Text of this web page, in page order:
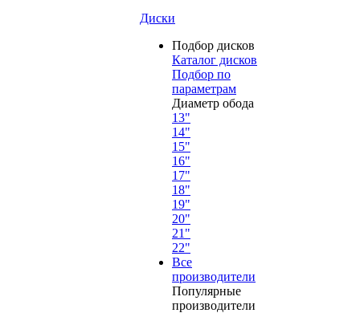
Диски
Подбор дисков
Каталог дисков
Подбор по
параметрам
Диаметр обода
13"
14"
15"
16"
17"
18"
19"
20"
21"
22"
Все
производители
Популярные
производители